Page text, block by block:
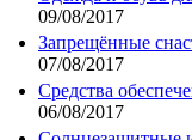
09/08/2017
Запрещённые
07/08/2017
Средства
06/08/2017